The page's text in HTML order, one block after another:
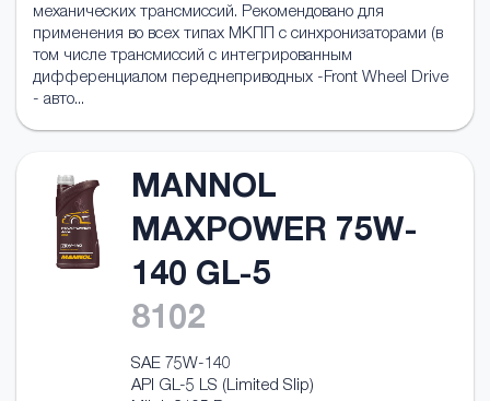
механических трансмиссий. Рекомендовано для
применения во всех типах МКПП с синхронизаторами (в
том числе трансмиссий с интегрированным
дифференциалом переднеприводных -Front Wheel Drive
- авто...
MANNOL
MAXPOWER 75W-
140 GL-5
8102
SAE 75W-140
API GL-5 LS (Limited Slip)